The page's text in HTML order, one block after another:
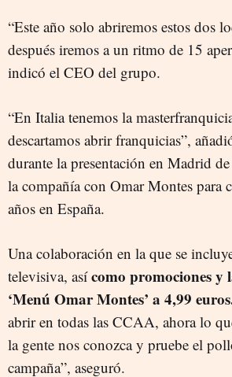
“Este año solo abriremos estos dos
después iremos a un ritmo de 15
indicó el CEO del grupo.
“En Italia tenemos la
descartamos abrir franquicias”,
durante la presentación en Madrid
la compañía con Omar Montes para
años en España.
Una colaboración en la que se
televisiva, asícomo promociones y
‘Menú Omar Montes’ a 4,99
abrir en todas las CCAA, ahora lo
la gente nos conozca y pruebe el
campaña”, aseguró.